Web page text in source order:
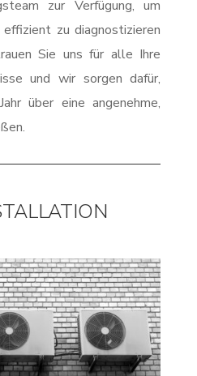
zur Verfügung, um
zu diagnostizieren
Sie uns für alle Ihre
und wir sorgen dafür,
über eine angenehme,